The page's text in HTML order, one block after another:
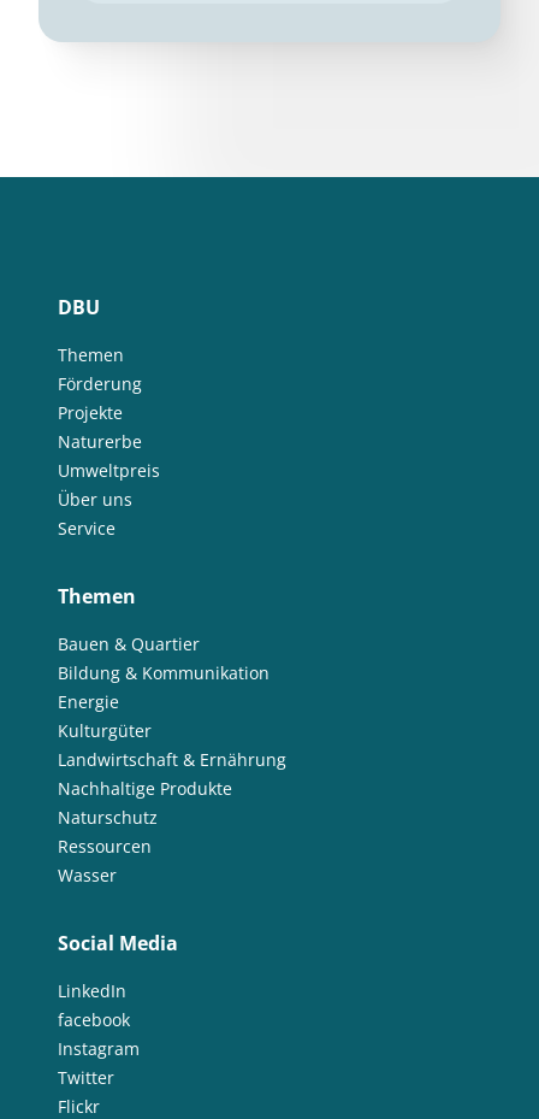
DBU
Themen
Förderung
Projekte
Naturerbe
Umweltpreis
Über uns
Service
Themen
Bauen & Quartier
Bildung & Kommunikation
Energie
Kulturgüter
Landwirtschaft & Ernährung
Nachhaltige Produkte
Naturschutz
Ressourcen
Wasser
Social Media
LinkedIn
facebook
Instagram
Twitter
Flickr